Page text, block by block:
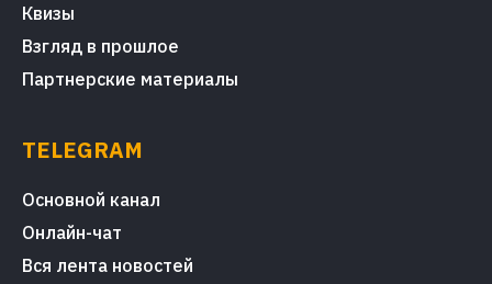
Квизы
Взгляд в прошлое
Партнерские материалы
TELEGRAM
Основной канал
Онлайн-чат
Вся лента новостей